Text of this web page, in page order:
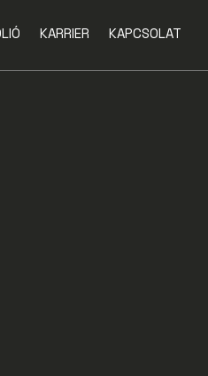
KARRIER KAPCSOLAT